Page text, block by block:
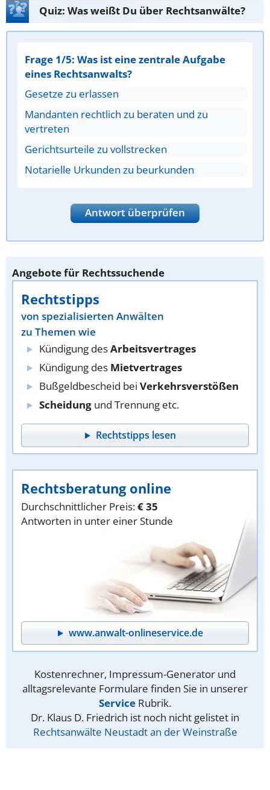
Quiz: Was weißt Du über Rechtsanwälte?
Frage 1/5: Was ist eine zentrale Aufgabe
eines Rechtsanwalts?
Gesetze zu erlassen
Mandanten rechtlich zu beraten und zu
vertreten
Gerichtsurteile zu vollstrecken
Notarielle Urkunden zu beurkunden
Antwort überprüfen
Angebote für Rechtssuchende
Rechtstipps
von spezialisierten Anwälten
zu Themen wie
Kündigung desArbeitsvertrages
Kündigung des Mietvertrages
Bußgeldbescheid bei Verkehrsverstößen
Scheidung und Trennung etc.
Rechtstipps lesen
Rechtsberatung online
Durchschnittlicher Preis:€ 35
Antworten in unter einer Stunde
www.anwalt-onlineservice.de
Kostenrechner, Impressum-Generator und
alltagsrelevante Formulare finden Sie in unserer
Service Rubrik.
Dr. Klaus D. Friedrich ist noch nicht gelistet in
Rechtsanwälte Neustadt an der Weinstraße